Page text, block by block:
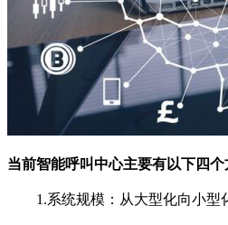
当前智能呼叫中心主要有以下四个
1.系统规模：从大型化向小型